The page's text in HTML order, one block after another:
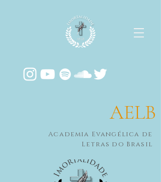
AELB
Academia Evangélica de
Letras do Brasil